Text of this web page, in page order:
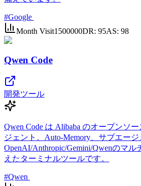
#Google
Month Visit1500000DR: 95AS: 98
Qwen Code
開発ツール
Qwen Code は Alibaba のオープンソ
ジェント。Auto-Memory、サブエージ
OpenAI/Anthropic/Gemini/Qwenのマ
えたターミナルツールです。
#Qwen